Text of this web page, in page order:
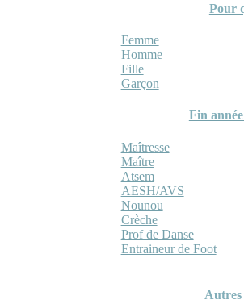
Pour
Femme
Homme
Fille
Garçon
Fin
Maîtresse
Maître
Atsem
AESH/AVS
Nounou
Crèche
Prof de Danse
Entraineur de Foot
Autres